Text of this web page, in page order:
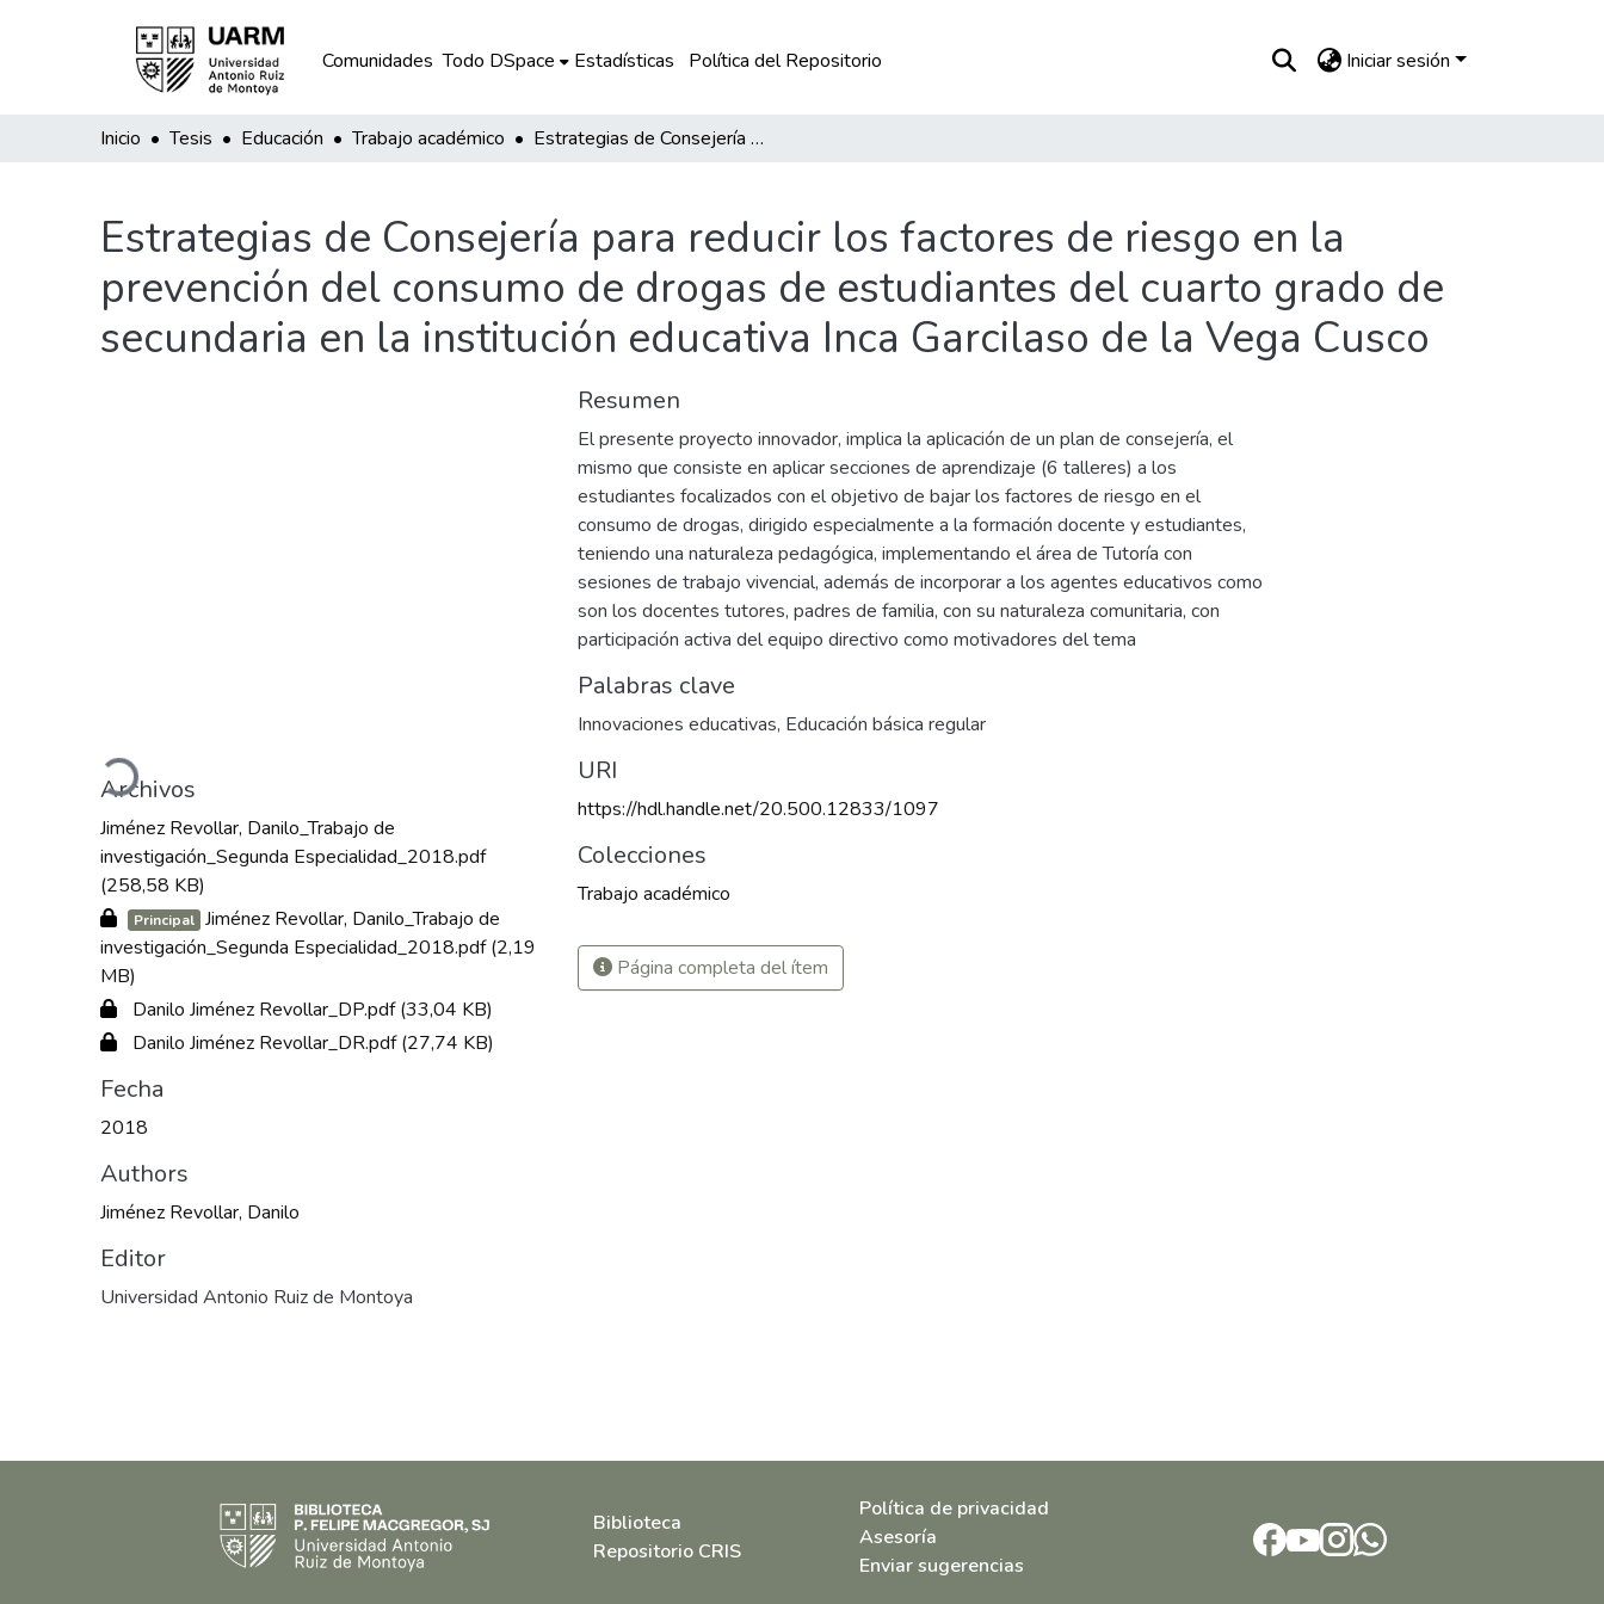
Comunidades Todo DSpace Estadísticas Política del Repositorio Iniciar sesión
Inicio Tesis Educación Trabajo académico Estrategias de Consejería para reducir los factores de riesgo en la prevención del consumo de drogas de estudiantes del cuarto grado de secundaria en la institución educativa Inca Garcilaso de la Vega Cusco
Estrategias de Consejería para reducir los factores de riesgo en la
prevención del consumo de drogas de estudiantes del cuarto grado de
secundaria en la institución educativa Inca Garcilaso de la Vega Cusco
Cargando...
Archivos
Jiménez Revollar, Danilo_Trabajo de
investigación_Segunda Especialidad_2018.pdf
(258,58 KB)
Principal Jiménez Revollar, Danilo_Trabajo de
investigación_Segunda Especialidad_2018.pdf(2,19
MB)
Danilo Jiménez Revollar_DP.pdf(33,04 KB)
Danilo Jiménez Revollar_DR.pdf(27,74 KB)
Fecha
2018
Authors
Jiménez Revollar, Danilo
Editor
Universidad Antonio Ruiz de Montoya
Resumen
El presente proyecto innovador, implica la aplicación de un plan de consejería, el
mismo que consiste en aplicar secciones de aprendizaje (6 talleres) a los
estudiantes focalizados con el objetivo de bajar los factores de riesgo en el
consumo de drogas, dirigido especialmente a la formación docente y estudiantes,
teniendo una naturaleza pedagógica, implementando el área de Tutoría con
sesiones de trabajo vivencial, además de incorporar a los agentes educativos como
son los docentes tutores, padres de familia, con su naturaleza comunitaria, con
participación activa del equipo directivo como motivadores del tema
Palabras clave
Innovaciones educativas, Educación básica regular
URI
https://hdl.handle.net/20.500.12833/1097
Colecciones
Trabajo académico
Página completa del ítem
Biblioteca
Repositorio CRIS
Política de privacidad
Asesoría
Enviar sugerencias